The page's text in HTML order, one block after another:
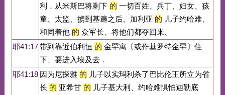
利．从米斯巴将剩下 的 一切百姓、兵丁、妇女、孩
童、太监、掳到基遍之后、加利亚 的 儿子约哈难、
和同着他 的 众军长、将他们都夺回来、
耶41:17带到靠近伯利恒 的 金罕寓〔或作基罗特金罕〕住
下、要进入埃及去．
耶41:18 因为尼探雅 的 儿子以实玛利杀了巴比伦王所立为省
长 的 亚希甘 的 儿子基大利、约哈难惧怕迦勒底